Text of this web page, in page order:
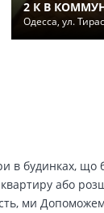
2 К В
Одесса, ул.
в будинках,
або
ми